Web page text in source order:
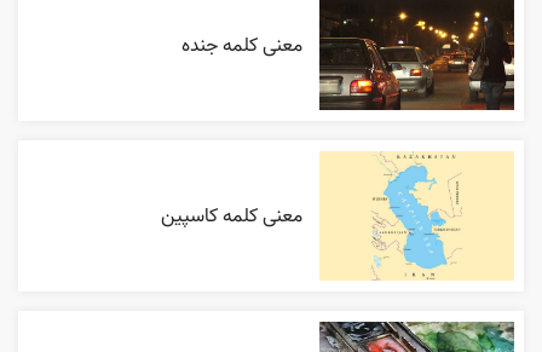
معنی کلمه جنده
معنی کلمه کاسپین